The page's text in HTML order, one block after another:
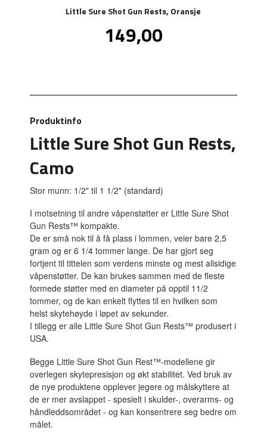
Little Sure Shot Gun Rests, Oransje
Tilbud
149,00
Produktinfo
Little Sure Shot Gun Rests,
Camo
Stor munn: 1/2" til 1 1/2" (standard)
I motsetning til andre våpenstøtter er Little Sure Shot
Gun Rests™ kompakte.
De er små nok til å få plass i lommen, veier bare 2,5
gram og er 6 1/4 tommer lange. De har gjort seg
fortjent til tittelen som verdens minste og mest allsidige
våpenstøtter. De kan brukes sammen med de fleste
formede støtter med en diameter på opptil 11/2
tommer, og de kan enkelt flyttes til en hvilken som
helst skytehøyde i løpet av sekunder.
I tillegg er alle Little Sure Shot Gun Rests™ produsert i
USA.
Begge Little Sure Shot Gun Rest™-modellene gir
overlegen skytepresisjon og økt stabilitet. Ved bruk av
de nye produktene opplever jegere og målskyttere at
de er mer avslappet - spesielt i skulder-, overarms- og
håndleddsområdet - og kan konsentrere seg bedre om
målet.